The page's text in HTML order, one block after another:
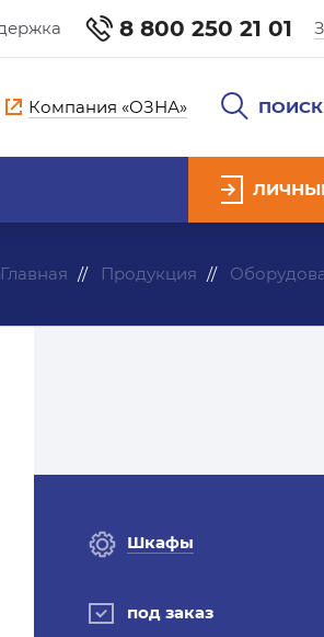
8 800 250 21 01
Компания «ОЗНА» ПОИСК
Главная Продукция
Шкафы
под заказ